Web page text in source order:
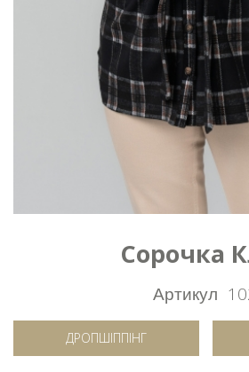
Сорочка
Артикул
ДРОПШІППІНГ